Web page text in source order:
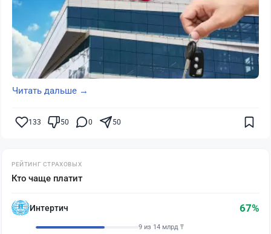
Читать дальше →
133 50 0 50
РЕЙТИНГ СТРАХОВЫХ
Кто чаще платит
Интертич 67%
9 из 14 млрд ₸